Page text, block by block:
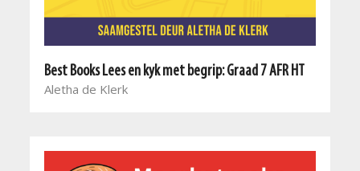
Best Books Lees en kyk met begrip: Graad 7 AFR HT
Aletha de Klerk